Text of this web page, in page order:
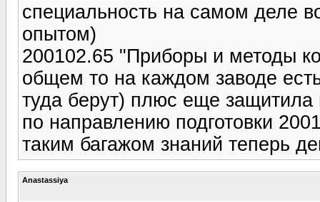
специальность на самом деле
опытом)
200102.65 "Приборы и методы
общем то на каждом заводе
туда берут) плюс еще
по направлению подготовки
таким багажом знаний теперь
Anastassiya